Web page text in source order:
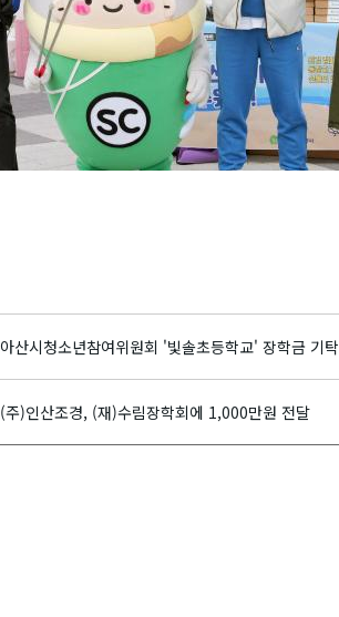
아산시청소년참여위원회 '빛솔초등학교' 장학금 기탁
(주)인산조경, (재)수림장학회에 1,000만원 전달